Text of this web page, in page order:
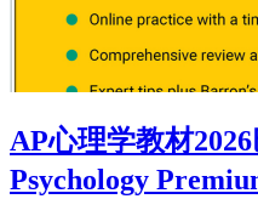
AP心理学教材
Psychology